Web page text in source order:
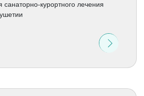
санаторно-курортного лечения